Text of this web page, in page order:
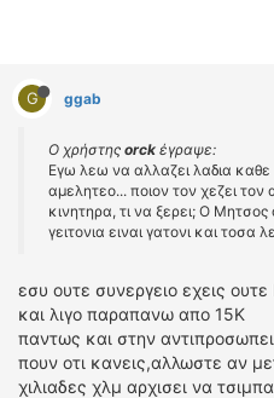
G ggab
Ο χρήστης orck έγραψε:
Εγω λεω να αλλαζει λαδια
αμελητεο... ποιον τον χεζει
κινητηρα, τι να ξερει; Ο
γειτονια ειναι γατονι και τοσα
εσυ ουτε συνεργειο εχεις
και λιγο παραπανω απο 15Κ
παντως και στην
πουν οτι κανεις,αλλωστε αν
χιλιαδες χλμ αρχισει να